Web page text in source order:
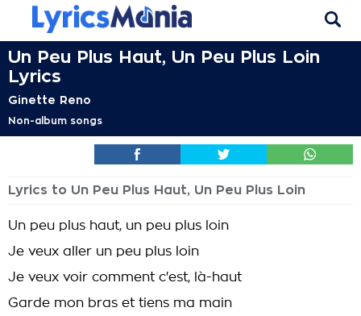
Un Peu Plus Haut, Un Peu Plus Loin
Lyrics
Ginette Reno
Non-album songs
Lyrics to Un Peu Plus Haut, Un Peu Plus Loin
Un peu plus haut, un peu plus loin
Je veux aller un peu plus loin
Je veux voir comment c'est, là-haut
Garde mon bras et tiens ma main